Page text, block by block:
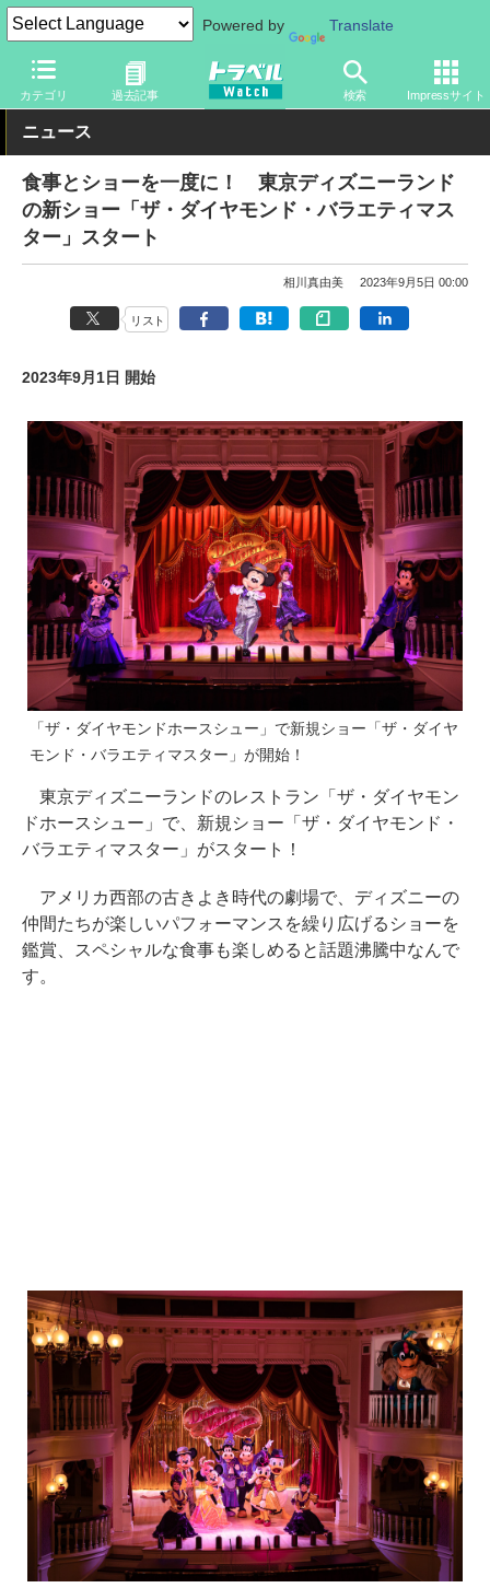
Powered by Translate
カテゴリ 過去記事 検索 Impressサイト
トラベル Watch 旅の情報 観光地 ディズニーリゾート
ニュース
食事とショーを一度に！ 東京ディズニーランド
の新ショー「ザ・ダイヤモンド・バラエティマス
ター」スタート
相川真由美 2023年9月5日 00:00
リスト
2023年9月1日 開始
「ザ・ダイヤモンドホースシュー」で新規ショー「ザ・ダイヤ
モンド・バラエティマスター」が開始！
東京ディズニーランドのレストラン「ザ・ダイヤモン
ドホースシュー」で、新規ショー「ザ・ダイヤモンド・
バラエティマスター」がスタート！
アメリカ西部の古きよき時代の劇場で、ディズニーの
仲間たちが楽しいパフォーマンスを繰り広げるショーを
鑑賞、スペシャルな食事も楽しめると話題沸騰中なんで
す。